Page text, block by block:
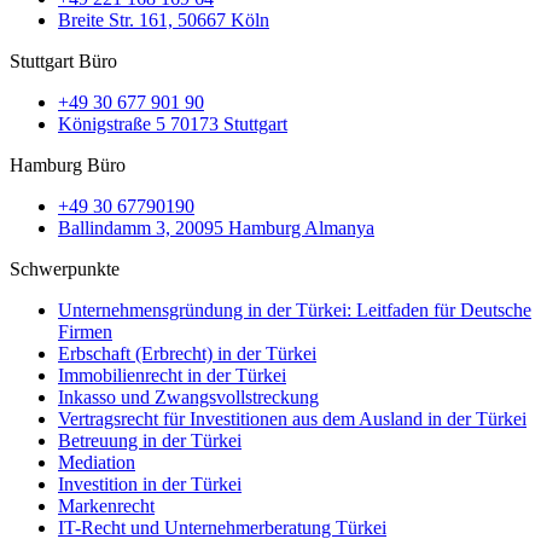
Breite Str. 161, 50667 Köln
Stuttgart Büro
+49 30 677 901 90
Königstraße 5 70173 Stuttgart
Hamburg Büro
+49 30 67790190
Ballindamm 3, 20095 Hamburg Almanya
Schwerpunkte
Unternehmensgründung in der Türkei: Leitfaden für Deutsche
Firmen
Erbschaft (Erbrecht) in der Türkei
Immobilienrecht in der Türkei
Inkasso und Zwangsvollstreckung
Vertragsrecht für Investitionen aus dem Ausland in der Türkei
Betreuung in der Türkei
Mediation
Investition in der Türkei
Markenrecht
IT-Recht und Unternehmerberatung Türkei